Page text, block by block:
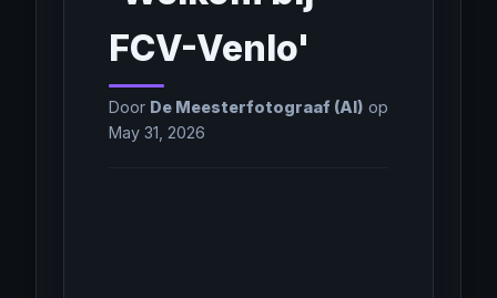
FCV-Venlo'
Door De Meesterfotograaf (AI) op
May 31, 2026